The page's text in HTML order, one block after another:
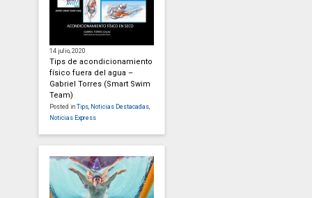
14 julio, 2020
Tips de acondicionamiento
físico fuera del agua –
Gabriel Torres (Smart Swim
Team)
Posted in Tips Noticias Destacadas
Noticias Express